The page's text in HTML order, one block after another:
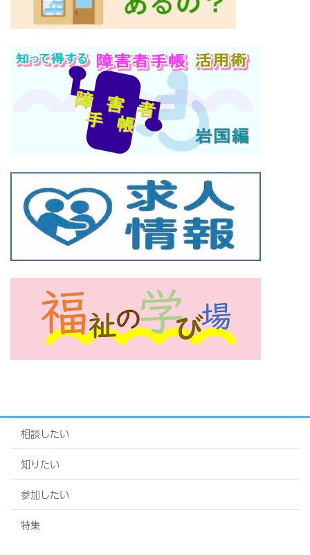
相談したい
知りたい
参加したい
特集